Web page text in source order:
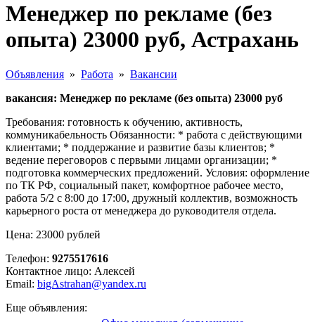
Менеджер по рекламе (без
опыта) 23000 руб, Астрахань
Объявления » Работа » Вакансии
вакансия: Менеджер по рекламе (без опыта) 23000 руб
Требования: готовность к обучению, активность,
коммуникабельность Обязанности: * работа с действующими
клиентами; * поддержание и развитие базы клиентов; *
ведение переговоров с первыми лицaми организации; *
подготовка коммерческих предложений. Условия: оформление
по ТК РФ, социальный пакет, комфортное рабочее место,
работа 5/2 с 8:00 до 17:00, дружный коллектив, возможность
карьерного роста от менеджера до руководителя отдела.
Цена: 23000 рублей
Телефон: 9275517616
Контактное лицо: Алексей
Email: bigAstrahan@yandex.ru
Еще объявления: